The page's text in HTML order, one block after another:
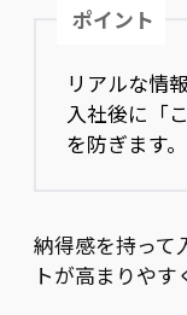
ポイント
リアルな情
入社後に「
を防ぎます。
納得感を持って
トが高まりや